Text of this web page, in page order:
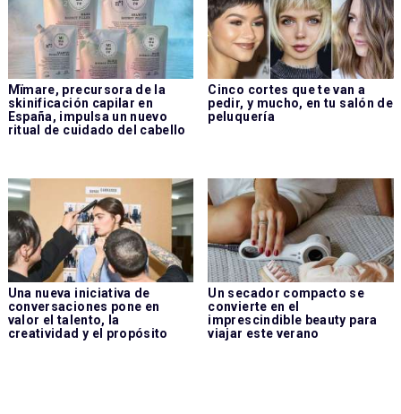
Mïmare, precursora de la
skinificación capilar en
España, impulsa un nuevo
ritual de cuidado del cabello
Cinco cortes que te van a
pedir, y mucho, en tu salón de
peluquería
Una nueva iniciativa de
conversaciones pone en
valor el talento, la
creatividad y el propósito
Un secador compacto se
convierte en el
imprescindible beauty para
viajar este verano